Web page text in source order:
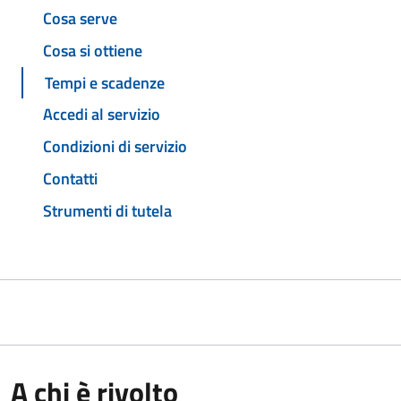
Cosa serve
Cosa si ottiene
Tempi e scadenze
Accedi al servizio
Condizioni di servizio
Contatti
Strumenti di tutela
A chi è rivolto